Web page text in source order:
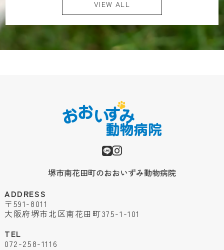
VIEW ALL
堺市南花田町のおおいずみ動物病院
ADDRESS
〒591-8011
大阪府堺市北区南花田町375-1-101
TEL
072-258-1116